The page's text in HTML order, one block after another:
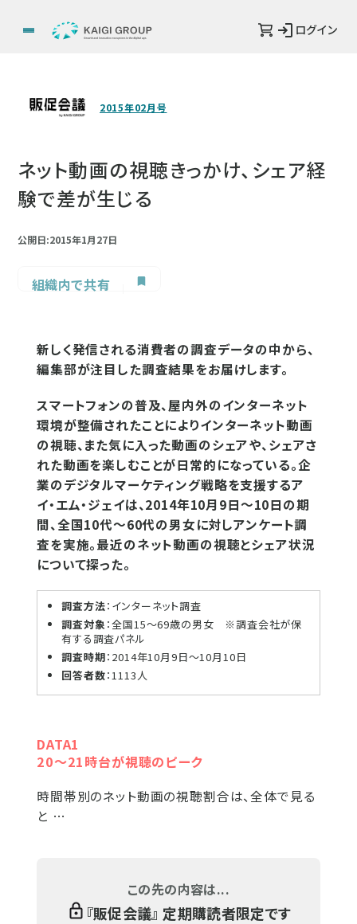
ログイン
2015年02月号
ネット動画の視聴きっかけ、シェア経
験で差が生じる
公開日:2015年1月27日
組織内で共有
新しく発信される消費者の調査データの中から、
編集部が注目した調査結果をお届けします。
スマートフォンの普及、屋内外のインターネット
環境が整備されたことによりインターネット動画
の視聴、また気に入った動画のシェアや、シェアさ
れた動画を楽しむことが日常的になっている。企
業のデジタルマーケティング戦略を支援するア
イ・エム・ジェイは、2014年10月9日〜10日の期
間、全国10代〜60代の男女に対しアンケート調
査を実施。最近のネット動画の視聴とシェア状況
について探った。
調査方法：インターネット調査
調査対象 ：全国15〜69歳の男女 ※調査会社が保
有する調査パネル
調査時期：2014年10月9日〜10月10日
回答者数：1113人
DATA1
20〜21時台が視聴のピーク
時間帯別のネット動画の視聴割合は、全体で見る
と …
この先の内容は...
『販促会議』 定期購読者限定です